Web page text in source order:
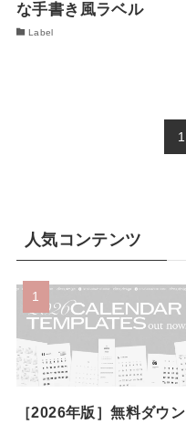
な手書き風ラベル
Label
1
人気コンテンツ
［2026年版］無料ダウン